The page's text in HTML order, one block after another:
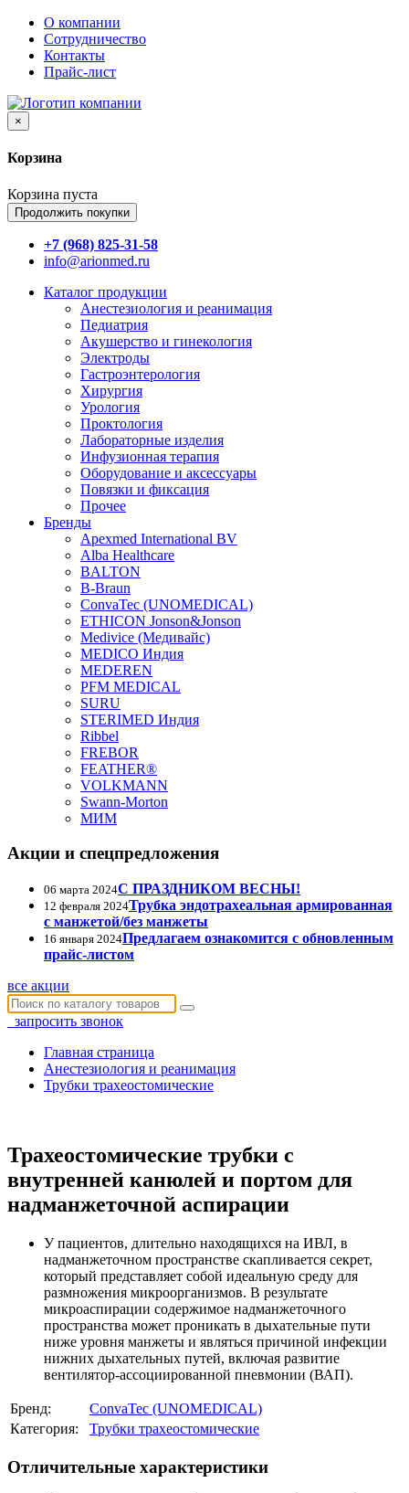
О компании
Сотрудничество
Контакты
Прайс-лист
×
Корзина
Корзина пуста
Продолжить покупки
+7 (968) 825-31-58
info@arionmed.ru
Каталог продукции
Анестезиология и реанимация
Педиатрия
Акушерство и гинекология
Электроды
Гастроэнтерология
Хирургия
Урология
Проктология
Лабораторные изделия
Инфузионная терапия
Оборудование и аксессуары
Повязки и фиксация
Прочее
Бренды
Apexmed International BV
Alba Healthcare
BALTON
B-Braun
ConvaTec (UNOMEDICAL)
ETHICON Jonson&Jonson
Medivice (Медивайс)
MEDICO Индия
MEDEREN
PFM MEDICAL
SURU
STERIMED Индия
Ribbel
FREBOR
FEATHER®
VOLKMANN
Swann-Morton
МИМ
Акции и спецпредложения
06 марта 2024С ПРАЗДНИКОМ ВЕСНЫ!
12 февраля 2024Трубка эндотрахеальная армированная
с манжетой/без манжеты
16 января 2024Предлагаем ознакомится с обновленным
прайс-листом
все акции
запросить звонок
Главная страница
Анестезиология и реанимация
Трубки трахеостомические
Трахеостомические трубки с
внутренней канюлей и портом для
надманжеточной аспирации
У пациентов, длительно находящихся на ИВЛ, в
надманжеточном пространстве скапливается секрет,
который представляет собой идеальную среду для
размножения микроорганизмов. В результате
микроаспирации содержимое надманжеточного
пространства может проникать в дыхательные пути
ниже уровня манжеты и являться причиной инфекции
нижних дыхательных путей, включая развитие
вентилятор-ассоциированной пневмонии (ВАП).
Бренд:
ConvaTec (UNOMEDICAL)
Категория:
Трубки трахеостомические
Отличительные характеристики